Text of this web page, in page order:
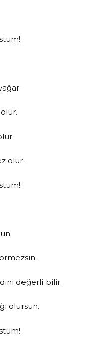
olur.
değerli bilir.
olursun.